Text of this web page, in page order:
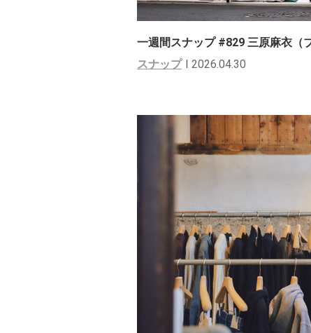
一週間スナップ #829 三原麻衣（
スナップ
2026.04.30